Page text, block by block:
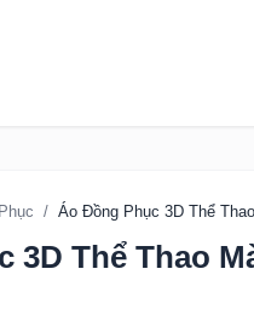
/ Áo Đồng Phục 3D Thể
3D Thể Thao